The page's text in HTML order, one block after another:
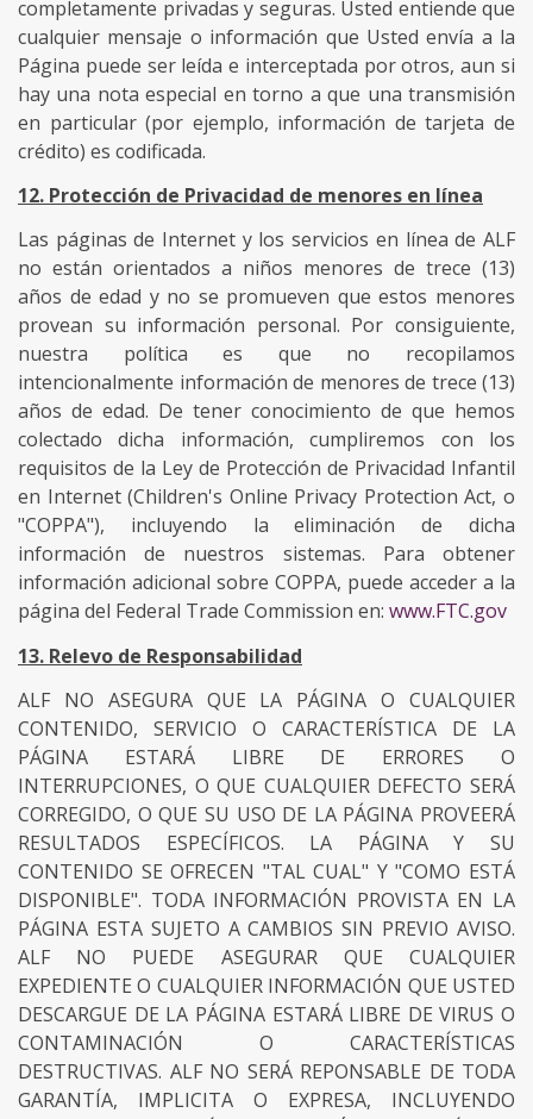
completamente privadas y seguras. Usted entiende que
cualquier mensaje o información que Usted envía a la
Página puede ser leída e interceptada por otros, aun si
hay una nota especial en torno a que una transmisión
en particular (por ejemplo, información de tarjeta de
crédito) es codificada.
12. Protección de Privacidad de menores en línea
Las páginas de Internet y los servicios en línea de ALF
no están orientados a niños menores de trece (13)
años de edad y no se promueven que estos menores
provean su información personal. Por consiguiente,
nuestra política es que no recopilamos
intencionalmente información de menores de trece (13)
años de edad. De tener conocimiento de que hemos
colectado dicha información, cumpliremos con los
requisitos de la Ley de Protección de Privacidad Infantil
en Internet (Children's Online Privacy Protection Act, o
"COPPA"), incluyendo la eliminación de dicha
información de nuestros sistemas. Para obtener
información adicional sobre COPPA, puede acceder a la
página del Federal Trade Commission en: www.FTC.gov
13. Relevo de Responsabilidad
ALF NO ASEGURA QUE LA PÁGINA O CUALQUIER
CONTENIDO, SERVICIO O CARACTERÍSTICA DE LA
PÁGINA ESTARÁ LIBRE DE ERRORES O
INTERRUPCIONES, O QUE CUALQUIER DEFECTO SERÁ
CORREGIDO, O QUE SU USO DE LA PÁGINA PROVEERÁ
RESULTADOS ESPECÍFICOS. LA PÁGINA Y SU
CONTENIDO SE OFRECEN "TAL CUAL" Y "COMO ESTÁ
DISPONIBLE". TODA INFORMACIÓN PROVISTA EN LA
PÁGINA ESTA SUJETO A CAMBIOS SIN PREVIO AVISO.
ALF NO PUEDE ASEGURAR QUE CUALQUIER
EXPEDIENTE O CUALQUIER INFORMACIÓN QUE USTED
DESCARGUE DE LA PÁGINA ESTARÁ LIBRE DE VIRUS O
CONTAMINACIÓN O CARACTERÍSTICAS
DESTRUCTIVAS. ALF NO SERÁ REPONSABLE DE TODA
GARANTÍA, IMPLICITA O EXPRESA, INCLUYENDO